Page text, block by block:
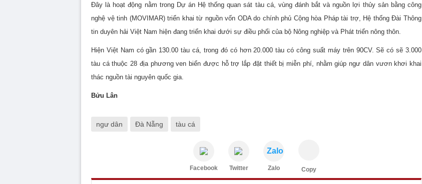
Đây là hoạt động nằm trong Dự án Hệ thống quan sát tàu cá, vùng đánh bắt và nguồn lợi thủy sản bằng công
nghệ vệ tinh (MOVIMAR) triển khai từ nguồn vốn ODA do chính phủ Cộng hòa Pháp tài trợ, Hệ thống Đài Thông
tin duyên hải Việt Nam hiện đang triển khai dưới sự điều phối của bộ Nông nghiệp và Phát triển nông thôn.
Hiện Việt Nam có gần 130.00 tàu cá, trong đó có hơn 20.000 tàu có công suất máy trên 90CV. Sẽ có sẽ 3.000
tàu cá thuộc 28 địa phương ven biển được hỗ trợ lắp đặt thiết bị miễn phí, nhằm giúp ngư dân vươn khơi khai
thác nguồn tài nguyên quốc gia.
Bửu Lân
ngư dân Đà Nẵng tàu cá
Facebook Twitter
Zalo
Zalo Copy